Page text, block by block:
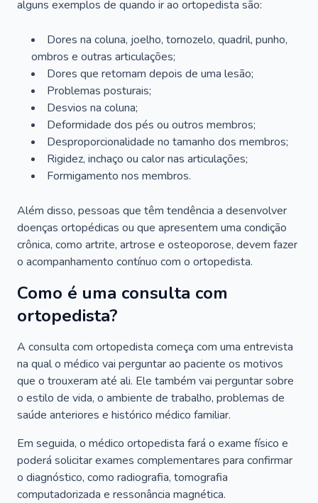
alguns exemplos de quando ir ao ortopedista são:
Dores na coluna, joelho, tornozelo, quadril, punho,
ombros e outras articulações;
Dores que retornam depois de uma lesão;
Problemas posturais;
Desvios na coluna;
Deformidade dos pés ou outros membros;
Desproporcionalidade no tamanho dos membros;
Rigidez, inchaço ou calor nas articulações;
Formigamento nos membros.
Além disso, pessoas que têm tendência a desenvolver
doenças ortopédicas ou que apresentem uma condição
crônica, como artrite, artrose e osteoporose, devem fazer
o acompanhamento contínuo com o ortopedista.
Como é uma consulta com
ortopedista?
A consulta com ortopedista começa com uma entrevista
na qual o médico vai perguntar ao paciente os motivos
que o trouxeram até ali. Ele também vai perguntar sobre
o estilo de vida, o ambiente de trabalho, problemas de
saúde anteriores e histórico médico familiar.
Em seguida, o médico ortopedista fará o exame físico e
poderá solicitar exames complementares para confirmar
o diagnóstico, como radiografia, tomografia
computadorizada e ressonância magnética.